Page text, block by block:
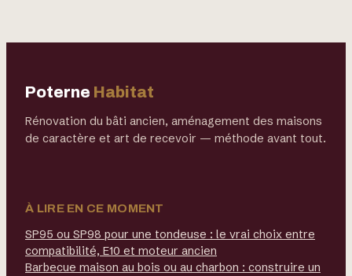
bonnes pratiques
Poterne Habitat
Rénovation du bâti ancien, aménagement des maisons
de caractère et art de recevoir — méthode avant tout.
À LIRE EN CE MOMENT
SP95 ou SP98 pour une tondeuse : le vrai choix entre
compatibilité, E10 et moteur ancien
Barbecue maison au bois ou au charbon : construire un